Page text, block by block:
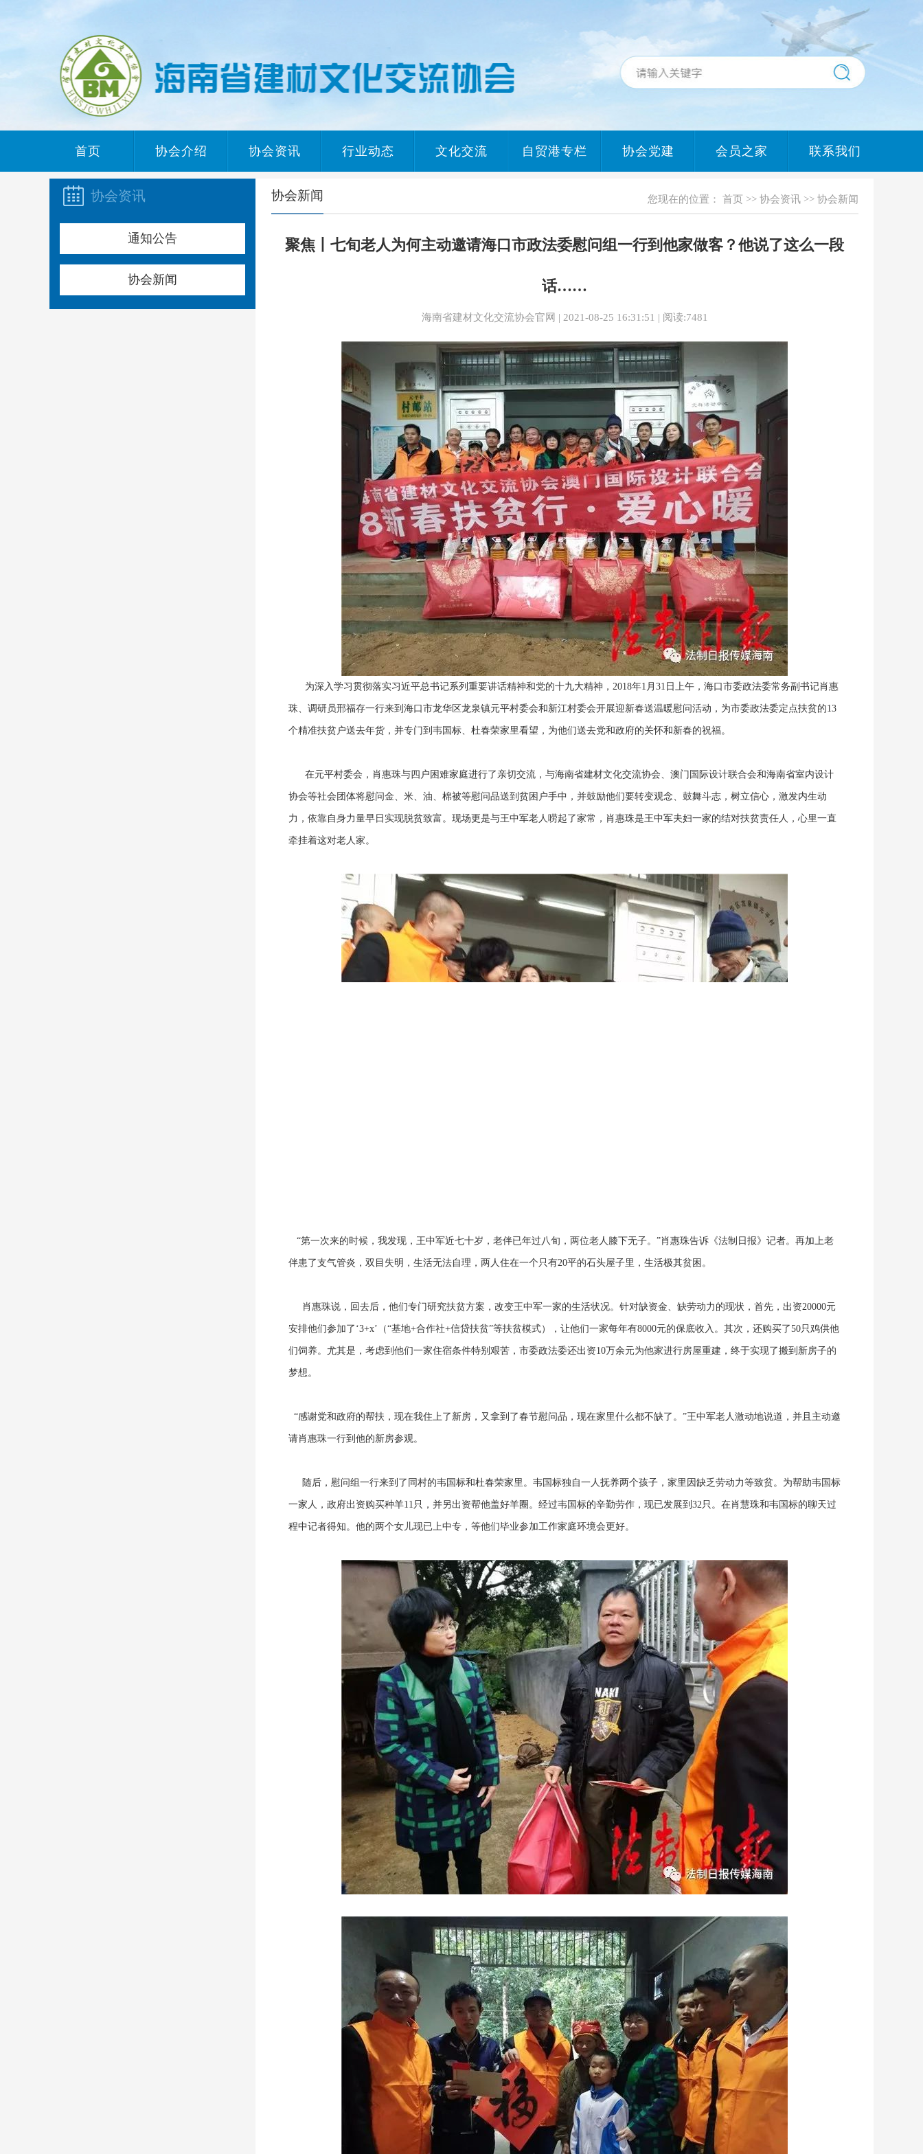
首页 协会介绍 协会资讯 行业动态 文化交流 自贸港专栏 协会党建 会员之家 联系我们
协会资讯
通知公告
协会新闻
协会新闻 您现在的位置： 首页 >> 协会资讯 >> 协会新闻
聚焦丨七旬老人为何主动邀请海口市政法委慰问组一行到他家做客？他说了这么一段
话……
海南省建材文化交流协会官网 | 2021-08-25 16:31:51 | 阅读:7481
为深入学习贯彻落实习近平总书记系列重要讲话精神和党的十九大精神，2018年1月31日上午，海口市委政法委常务副书记肖惠
珠、调研员邢福存一行来到海口市龙华区龙泉镇元平村委会和新江村委会开展迎新春送温暖慰问活动，为市委政法委定点扶贫的13
个精准扶贫户送去年货，并专门到韦国标、杜春荣家里看望，为他们送去党和政府的关怀和新春的祝福。
在元平村委会，肖惠珠与四户困难家庭进行了亲切交流，与海南省建材文化交流协会、澳门国际设计联合会和海南省室内设计
协会等社会团体将慰问金、米、油、棉被等慰问品送到贫困户手中，并鼓励他们要转变观念、鼓舞斗志，树立信心，激发内生动
力，依靠自身力量早日实现脱贫致富。现场更是与王中军老人唠起了家常，肖惠珠是王中军夫妇一家的结对扶贫责任人， 心里一直
牵挂着这对老人家。
“第一次来的时候，我发现，王中军近七十岁，老伴已年过八旬，两位老人膝下无子。”肖惠珠告诉《法制日报》记者。再加上老
伴患了支气管炎，双目失明，生活无法自理，两人住在一个只有20平的石头屋子里，生活极其贫困。
肖惠珠说，回去后，他们专门研究扶贫方案，改变王中军一家的生活状况。针对缺资金、缺劳动力的现状，首先，出资20000元
安排他们参加了‘3+x’（“基地+合作社+信贷扶贫”等扶贫模式），让他们一家每年有8000元的保底收入。其次，还购买了50只鸡供他
们饲养。尤其是，考虑到他们一家住宿条件特别艰苦，市委政法委还出资10万余元为他家进行房屋重建，终于实现了搬到新房子的
梦想。
“感谢党和政府的帮扶，现在我住上了新房，又拿到了春节慰问品，现在家里什么都不缺了。”王中军老人激动地说道，并且主动邀
请肖惠珠一行到他的新房参观。
随后，慰问组一行来到了同村的韦国标和杜春荣家里。韦国标独自一人抚养两个孩子，家里因缺乏劳动力等致贫。为帮助韦国标
一家人，政府出资购买种羊11只，并另出资帮他盖好羊圈。经过韦国标的辛勤劳作，现已发展到32只。在肖慧珠和韦国标的聊天过
程中记者得知。他的两个女儿现已上中专，等他们毕业参加工作家庭环境会更好。